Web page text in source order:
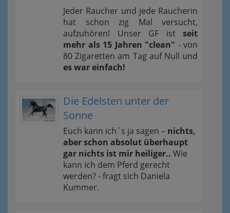
Jeder Raucher und jede Raucherin
hat schon zig Mal versucht,
aufzuhören! Unser GF ist seit
mehr als 15 Jahren "clean" - von
80 Zigaretten am Tag auf Null und
es war einfach!
Die Edelsten unter der
Sonne
Euch kann ich´s ja sagen – nichts,
aber schon absolut überhaupt
gar nichts ist mir heiliger.. Wie
kann ich dem Pferd gerecht
werden? - fragt sich Daniela
Kummer.